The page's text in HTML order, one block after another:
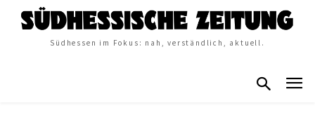
Südhessen im Fokus: nah, verständlich, aktuell.